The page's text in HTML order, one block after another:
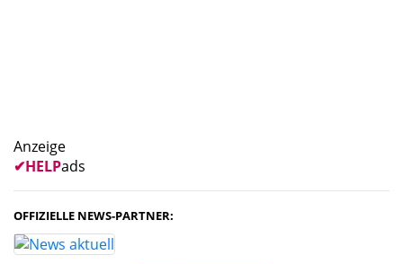
Anzeige
✔HELPads
OFFIZIELLE NEWS-PARTNER: